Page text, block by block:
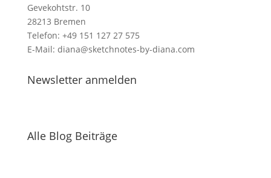
Gevekohtstr. 10
28213 Bremen
Telefon: +49 151 127 27 575
E-Mail: diana@sketchnotes-by-diana.com
Newsletter anmelden
Alle Blog Beiträge